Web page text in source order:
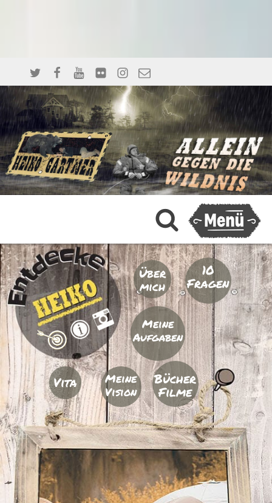
Über
mich
Vita
10
Fragen
Meine
Aufgaben
Bücher
Filme
Meine
Vision